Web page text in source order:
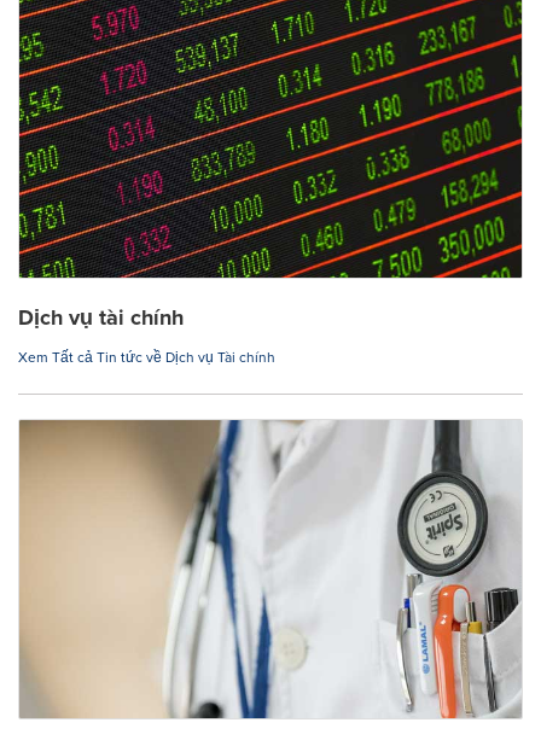
Dịch vụ tài chính
Xem Tất cả Tin tức về Dịch vụ Tài chính